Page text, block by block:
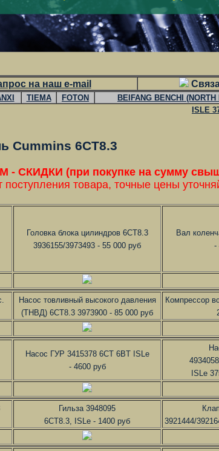
на наш e-mail
TIEMA FOTON BEIFANG BENCHI (NORTH
ISLE
Cummins 6CT8.3
(при покупке на сумму
товара, точные цены
Головка блока цилиндров 6CT8.3
3936155/3973493 - 55 000 руб
Вал
-
Насос товливный высокого давления
(ТНВД) 6CT8.3 3973900 - 85 000 руб
Компрессор
Насос ГУР 3415378 6CT 6BT ISLe
- 4600 руб
ISLe
Гильза 3948095
6СТ8.3, ISLe - 1400 руб
3921444/